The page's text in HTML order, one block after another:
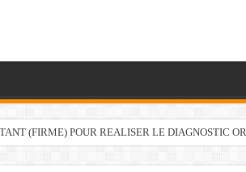
(FIRME) POUR REALISER LE DIAGNOSTIC